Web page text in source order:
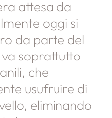
attesa da
oggi si
da parte del
soprattutto
che
usufruire di
eliminando